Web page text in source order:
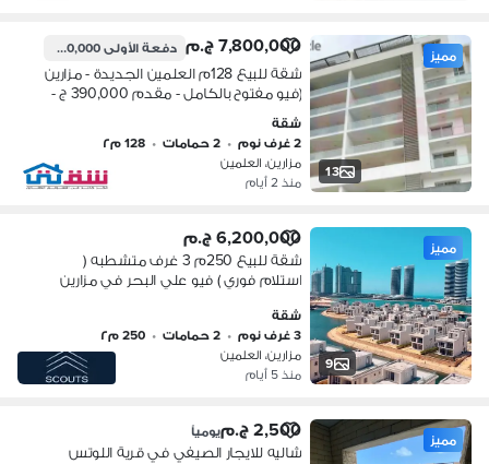
13
مميز 7,800,000 ج.م دفعة الأولى390,000 ج.م
شقة للبيع 128م العلمين الجديدة - مزارين
(فيو مفتوح بالكامل - مقدم 390,000 ج -
إستلام فوري)
شقة
2 غرف نوم
• 2 حمامات • 128 م٢
مزارين، العلمين
منذ 2 أيام
9
مميز 6,200,000 ج.م
شقة للبيع 250م 3 غرف متشطبه (
استلام فوري ) فيو علي البحر في مزارين
ولافيستا
شقة
3 غرف نوم
• 2 حمامات • 250 م٢
مزارين، العلمين
منذ 5 أيام
مميز 2,500 ج.م يومياً
شاليه للايجار الصيفي في قرية اللوتس